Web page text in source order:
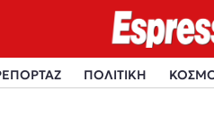
ΠΟΛΙΤΙΚΗ